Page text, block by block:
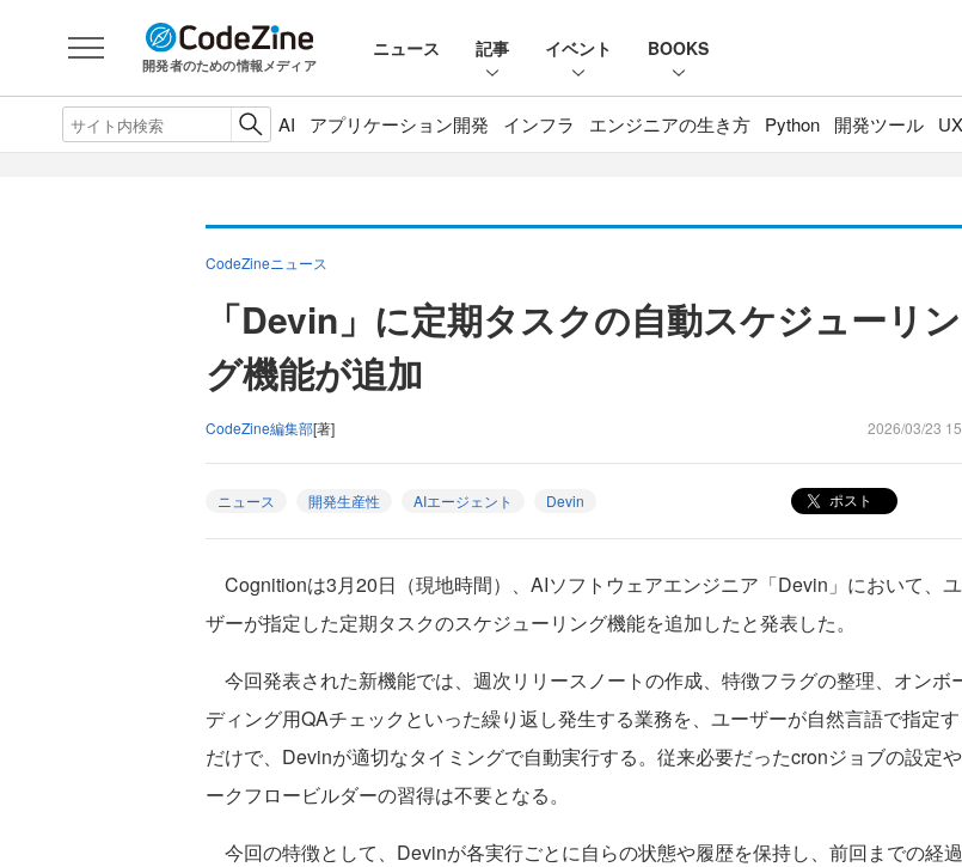
開発者のための情報メディア
ニュース 記事 イベント BOOKS
AI アプリケーション開発 インフラ エンジニアの生き方 Python 開発ツール
CodeZineニュース
「Devin」に定期タスクの自動スケジューリン
グ機能が追加
CodeZine編集部[著] 2026/03/23
ニュース 開発生産性 AIエージェント Devin ポスト
Cognitionは3月20日（現地時間）、AIソフトウェアエンジニア「Devin」において、
ザーが指定した定期タスクのスケジューリング機能を追加したと発表した。
今回発表された新機能では、週次リリースノートの作成、特徴フラグの整理、オンボ
ディング用QAチェックといった繰り返し発生する業務を、ユーザーが自然言語で指定
だけで、Devinが適切なタイミングで自動実行する。従来必要だったcronジョブの設定
ークフロービルダーの習得は不要となる。
今回の特徴として、Devinが各実行ごとに自らの状態や履歴を保持し、前回までの経